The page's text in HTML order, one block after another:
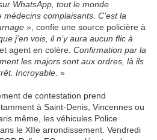
WhatsApp, tout le monde
médecins complaisants. C’est la
», confie une source policière à
j’en vois, il n’y aura aucun flic à
agent en colère. Confirmation par la
les majors sont aux ordres, là ils
Incroyable. »
de contestation prend
à Saint-Denis, Vincennes ou
même, les véhicules Police
le XIIe arrondissement. Vendredi